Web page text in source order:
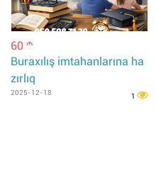
60 m
Buraxılış imtahanlarına ha
zırlıq
2025-12-18 1